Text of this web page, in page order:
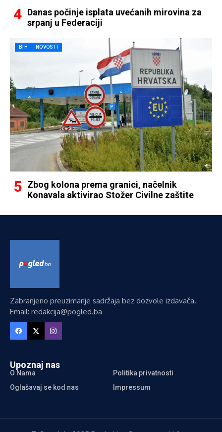
Danas počinje isplata uvećanih mirovina za
srpanj u Federaciji
BIH NOVOSTI
Zbog kolona prema granici, načelnik
Konavala aktivirao Stožer Civilne zaštite
Zabranjeno preuzimanje sadržaja bez dozvole izdavača.
Email: redakcija@pogled.ba
Upoznaj nas
O Nama
Politika privatnosti
Oglašavaj se kod nas
Impressum